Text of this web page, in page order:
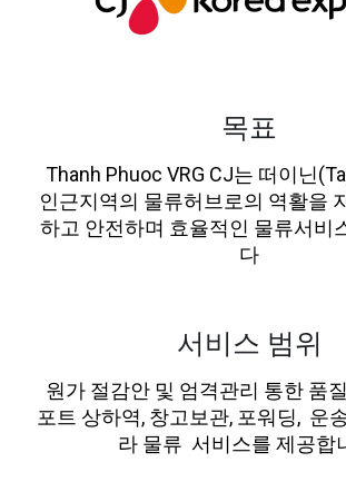
목표
Thanh Phuoc VRG CJ는 떠이닌
인근지역의 물류허브로의 역활을
하고 안전하며 효율적인 물류서비
다
서비스 범위
원가 절감안 및 엄격관리 통한 품
포트 상하역, 창고보관, 포워딩, 운
라 물류 서비스를 제공합